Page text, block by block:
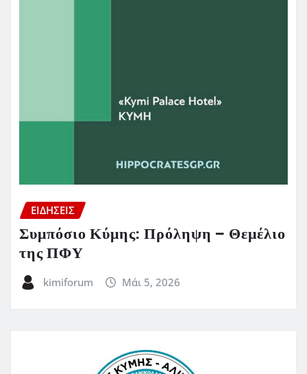
ΕΙΔΗΣΕΙΣ
Συμπόσιο Κύμης: Πρόληψη – Θεμέλιο
της ΠΦΥ
kimiforum Μάι 5, 2026